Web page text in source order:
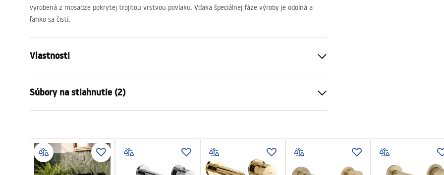
vyrobená z mosadze pokrytej trojitou vrstvou povlaku. Vďaka špeciálnej fáze výroby je odolná a
ľahko sa čistí.
Vlastnosti
Spôsob montáže
Farba
Kartáčované zlato
Materiál
Rozsah výtoku
mm
Súbory na stiahnutie (2)
Instrukcja_montazu_.pdf
Warranty_Terms_and_Conditions_
Faucets_-_5.pdf